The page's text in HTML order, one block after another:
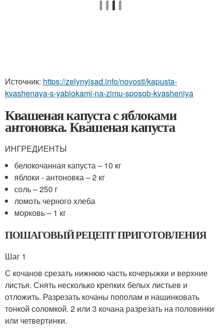
Источник: https://zelynyjsad.info/novosti/kapusta-
kvashenaya-s-yablokami-na-zimu-sposob-kvasheniya
Квашеная капуста с яблоками
антоновка. Квашеная капуста
ИНГРЕДИЕНТЫ
белокочанная капуста – 10 кг
яблоки - антоновка – 2 кг
соль – 250 г
ломоть черного хлеба
морковь – 1 кг
ПОШАГОВЫЙ РЕЦЕПТ ПРИГОТОВЛЕНИЯ
Шаг 1
С кочанов срезать нижнюю часть кочерыжки и верхние
листья. Снять несколько крепких белых листьев и
отложить. Разрезать кочаны пополам и нашинковать
тонкой соломкой. 2 или 3 кочана разрезать на половинки
или четвертинки.